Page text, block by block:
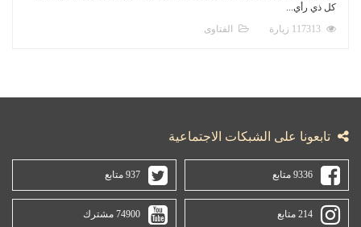
كل ذي رأي...
الفتاوى
تابعونا على الشبكات الاجتماعية
9336 متابع 937 متابع
214 متابع 74900 مشترك